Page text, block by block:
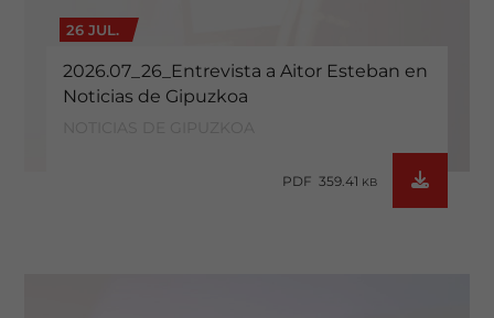
26 JUL.
2026.07_26_Entrevista a Aitor Esteban en
Noticias de Gipuzkoa
PDF 359.41 KB